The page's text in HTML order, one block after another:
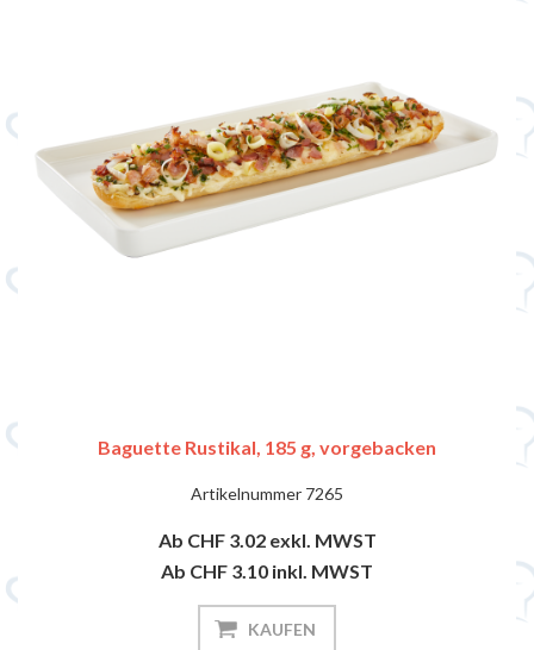
Baguette Rustikal, 185 g, vorgebacken
Artikelnummer 7265
Ab CHF 3.02 exkl. MWST
Ab CHF 3.10 inkl. MWST
KAUFEN